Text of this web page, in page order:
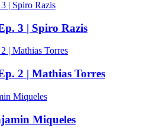
3 | Spiro Razis
2 | Mathias Torres
Miqueles